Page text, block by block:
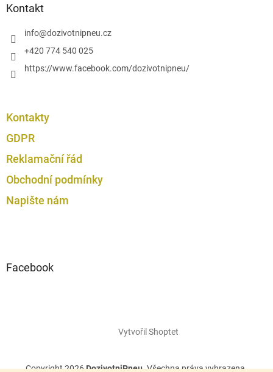
Kontakt
info@dozivotnipneu.cz
+420 774 540 025
https://www.facebook.com/dozivotnipneu/
Kontakty
GDPR
Reklamační řád
Obchodní podmínky
Napište nám
Facebook
Vytvořil Shoptet
Copyright 2026DozivotniPneu. Všechna práva vyhrazena.